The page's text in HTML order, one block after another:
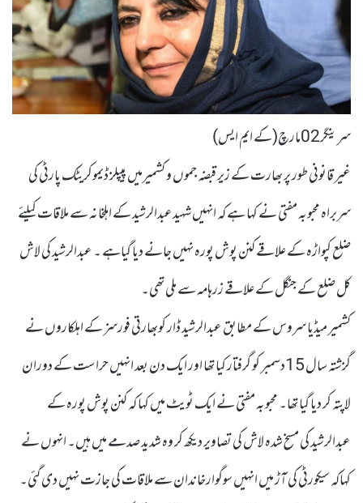
سرینگر02مارچ(کے ایم ایس)
غیر قانونی طور پر بھارت کے زیر قبضہ جموں و کشمیرمیں پیپلز ڈیموکریٹک پارٹی کی
سربراہ محبوبہ مفتی نے کہا ہے کہ انہیں شہیدعبدالرشید کے اہلخانہ سے ملاقات کیلئے
ضلع کپواڑہ کے علاقے کنن پوش پورہ نہیں جانے دیا گیاہے ۔ عبدالرشید کی لاش
کل ضلع کے جنگل کے علاقے زرہامہ سے ملی تھی۔
کشمیر میڈیا سروس کے مطابق عبدالرشید ڈار کوبھارتی فورسز کے اہلکاروں نے
گزشتہ سال 15دسمبر کو گرفتار کیا تھا اور ایک دن بعد انہیں حراست کے دوران
لاپتہ کر دیا گیا تھا۔ محبوبہ مفتی نے ایک ٹویٹ میں کہا کہ کنن پوش پورہ کے
عبدالرشید کی مسخ شدہ لاش کی تصاویر دیکھ کر وہ شدید صدمے میں ہیں۔ انہوں نے
کہاکہ سیکورٹی کی آڑ میں انہیں سوگوارخاندان سے ملاقات کی جازت نہیں دی گئی۔